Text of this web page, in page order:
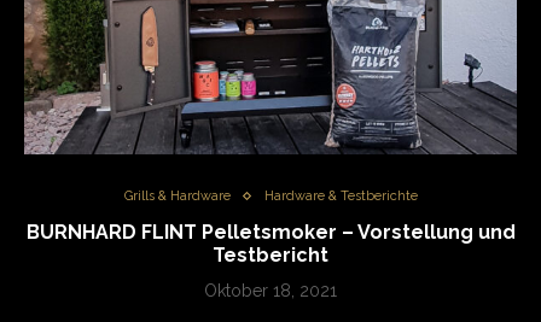
Grills & Hardware Hardware & Testberichte
BURNHARD FLINT Pelletsmoker – Vorstellung und
Testbericht
Oktober 18, 2021